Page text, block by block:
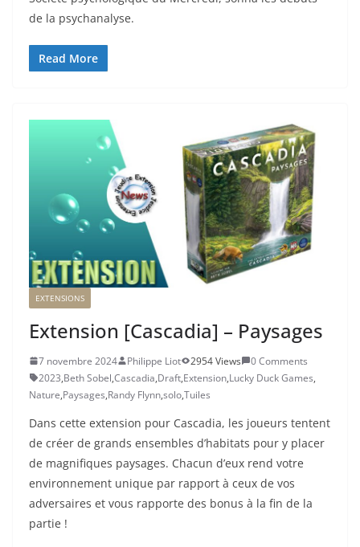
de la psychanalyse.
Read More
EXTENSIONS
Extension [Cascadia] – Paysages
7 novembre 2024 Philippe Liot 2954 Views
0 Comments
2023,Beth Sobel,Cascadia,Draft,Extension,Lucky Duck Games,
Nature,Paysages,Randy Flynn,solo,Tuiles
Dans cette extension pour Cascadia, les joueurs tentent
de créer de grands ensembles d’habitats pour y placer
de magnifiques paysages. Chacun d’eux rend votre
environnement unique par rapport à ceux de vos
adversaires et vous rapporte des bonus à la fin de la
partie !